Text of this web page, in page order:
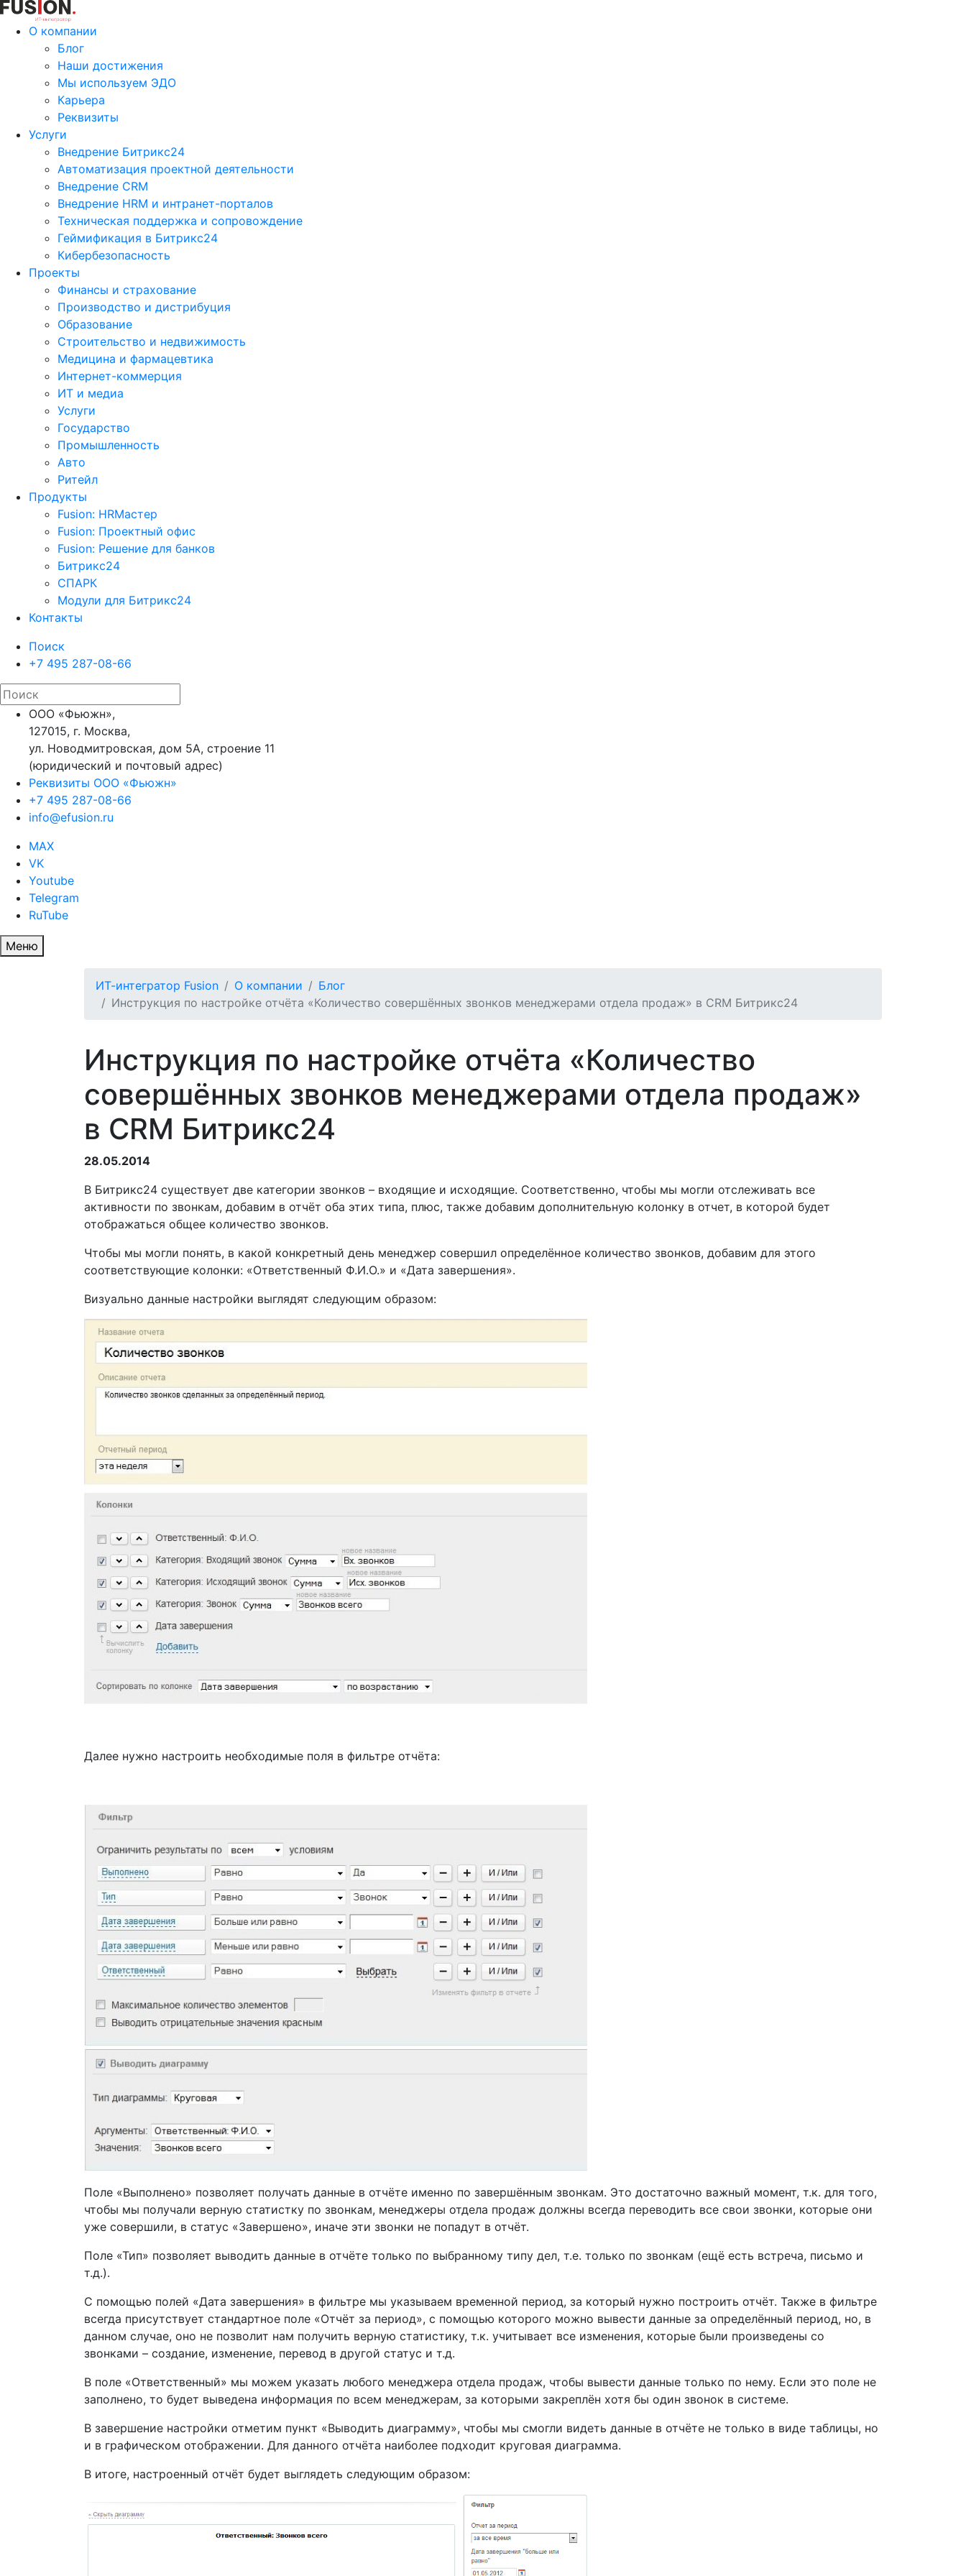
О компании
Блог
Наши достижения
Мы используем ЭДО
Карьера
Реквизиты
Услуги
Внедрение Битрикс24
Автоматизация проектной деятельности
Внедрение CRM
Внедрение HRM и интранет-порталов
Техническая поддержка и сопровождение
Геймификация в Битрикс24
Кибербезопасность
Проекты
Финансы и страхование
Производство и дистрибуция
Образование
Строительство и недвижимость
Медицина и фармацевтика
Интернет-коммерция
ИТ и медиа
Услуги
Государство
Промышленность
Авто
Ритейл
Продукты
Fusion: HRМастер
Fusion: Проектный офис
Fusion: Решение для банков
Битрикс24
СПАРК
Модули для Битрикс24
Контакты
Поиск
+7 495 287-08-66
ООО «Фьюжн»,
127015, г. Москва,
ул. Новодмитровская, дом 5А, строение 11
(юридический и почтовый адрес)
Реквизиты ООО «Фьюжн»
+7 495 287-08-66
info@efusion.ru
MAX
VK
Youtube
Telegram
RuTube
Меню
ИТ-интегратор Fusion О компании
Блог
Инструкция по настройке отчёта «Количество совершённых звонков менеджерами отдела продаж» в CRM Битрикс24
Инструкция по настройке отчёта «Количество
совершённых звонков менеджерами отдела продаж»
в CRM Битрикс24
28.05.2014
В Битрикс24 существует две категории звонков – входящие и исходящие. Соответственно, чтобы мы могли отслеживать все
активности по звонкам, добавим в отчёт оба этих типа, плюс, также добавим дополнительную колонку в отчет, в которой будет
отображаться общее количество звонков.
Чтобы мы могли понять, в какой конкретный день менеджер совершил определённое количество звонков, добавим для этого
соответствующие колонки: «Ответственный Ф.И.О.» и «Дата завершения».
Визуально данные настройки выглядят следующим образом:
Далее нужно настроить необходимые поля в фильтре отчёта:
Поле «Выполнено» позволяет получать данные в отчёте именно по завершённым звонкам. Это достаточно важный момент, т.к. для того,
чтобы мы получали верную статистку по звонкам, менеджеры отдела продаж должны всегда переводить все свои звонки, которые они
уже совершили, в статус «Завершено», иначе эти звонки не попадут в отчёт.
Поле «Тип» позволяет выводить данные в отчёте только по выбранному типу дел, т.е. только по звонкам (ещё есть встреча, письмо и
т.д.).
С помощью полей «Дата завершения» в фильтре мы указываем временной период, за который нужно построить отчёт. Также в фильтре
всегда присутствует стандартное поле «Отчёт за период», с помощью которого можно вывести данные за определённый период, но, в
данном случае, оно не позволит нам получить верную статистику, т.к. учитывает все изменения, которые были произведены со
звонками – создание, изменение, перевод в другой статус и т.д.
В поле «Ответственный» мы можем указать любого менеджера отдела продаж, чтобы вывести данные только по нему. Если это поле не
заполнено, то будет выведена информация по всем менеджерам, за которыми закреплён хотя бы один звонок в системе.
В завершение настройки отметим пункт «Выводить диаграмму», чтобы мы смогли видеть данные в отчёте не только в виде таблицы, но
и в графическом отображении. Для данного отчёта наиболее подходит круговая диаграмма.
В итоге, настроенный отчёт будет выглядеть следующим образом: